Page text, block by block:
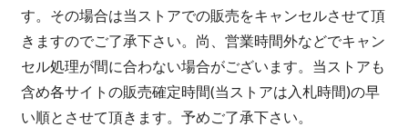
す。その場合は当ストアでの販売をキャンセルさせて頂
きますのでご了承下さい。尚、営業時間外などでキャン
セル処理が間に合わない場合がございます。当ストアも
含め各サイトの販売確定時間(当ストアは入札時間)の早
い順とさせて頂きます。予めご了承下さい。